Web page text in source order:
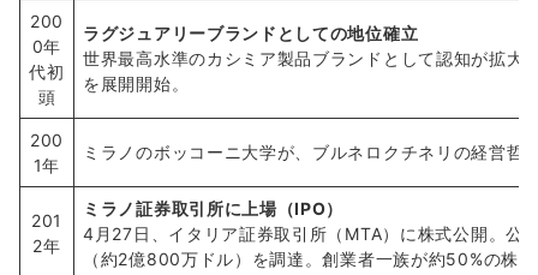
200
0年
代初
頭
ラグジュアリーブランドとしての地位確立
世界最高水準のカシミア製品ブランドとして認知が拡大
を展開開始。
200
1年
ミラノのボッコーニ大学が、ブルネロクチネリの経営哲
201
2年
ミラノ証券取引所に上場（IPO）
4月27日、イタリア証券取引所（MTA）に株式公開。
（約2億800万ドル）を調達。創業者一族が約50%の株